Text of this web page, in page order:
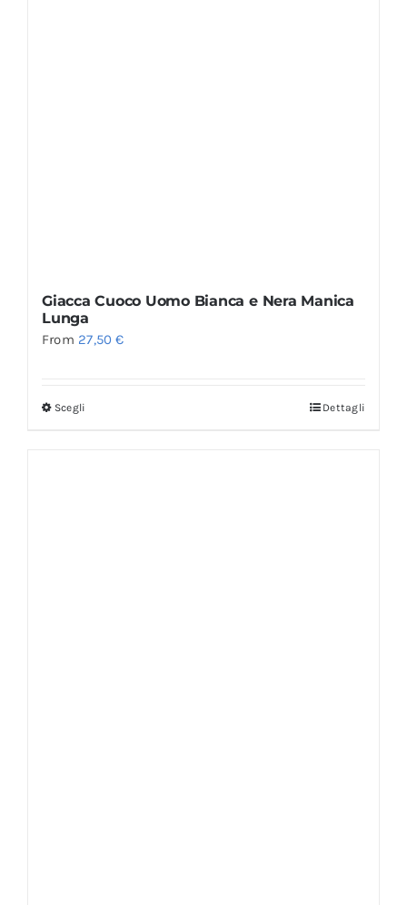
Giacca Cuoco Uomo Bianca e Nera Manica
Lunga
From 27,50€
Scegli Dettagli